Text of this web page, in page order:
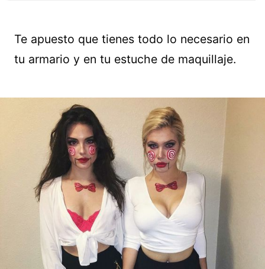
Te apuesto que tienes todo lo necesario en
tu armario y en tu estuche de maquillaje.